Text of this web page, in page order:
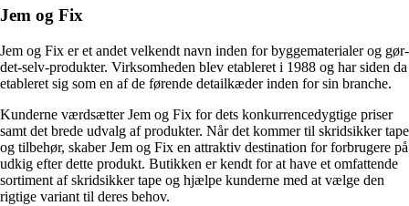
Jem og Fix
Jem og Fix er et andet velkendt navn inden for byggematerialer og gør-
det-selv-produkter. Virksomheden blev etableret i 1988 og har siden da
etableret sig som en af de førende detailkæder inden for sin branche.
Kunderne værdsætter Jem og Fix for dets konkurrencedygtige priser
samt det brede udvalg af produkter. Når det kommer til skridsikker tape
og tilbehør, skaber Jem og Fix en attraktiv destination for forbrugere på
udkig efter dette produkt. Butikken er kendt for at have et omfattende
sortiment af skridsikker tape og hjælpe kunderne med at vælge den
rigtige variant til deres behov.